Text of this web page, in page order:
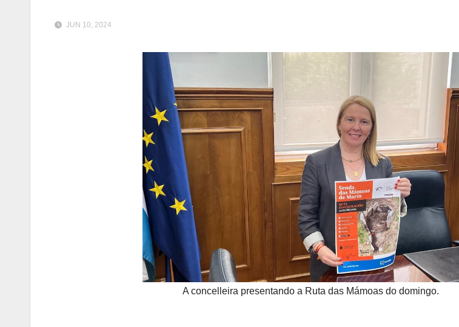
JUN 10, 2024
A concelleira presentando a Ruta das Mámoas do domingo.